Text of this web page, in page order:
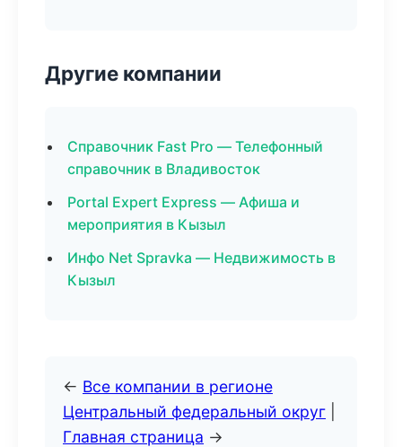
Другие компании
Справочник Fast Pro — Телефонный
справочник в Владивосток
Portal Expert Express — Афиша и
мероприятия в Кызыл
Инфо Net Spravka — Недвижимость в
Кызыл
← Все компании в регионе
Центральный федеральный округ
Главная страница →